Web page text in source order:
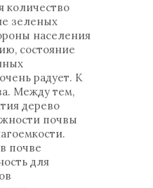
количество
зеленых
населения
состояние
радует. К
Между тем,
дерево
почвы
почве
для